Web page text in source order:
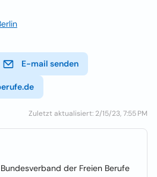
E-mail senden
Zuletzt aktualisiert: 2/15/23, 7:55 PM
der Freien Berufe